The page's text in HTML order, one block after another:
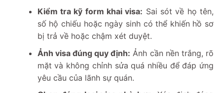
Kiểm tra kỹ form khai visa: Sai sót về họ tên,
số hộ chiếu hoặc ngày sinh có thể khiến hồ sơ
bị trả về hoặc chậm xét duyệt.
Ảnh visa đúng quy định: Ảnh cần nền trắng, rõ
mặt và không chỉnh sửa quá nhiều để đáp ứng
yêu cầu của lãnh sự quán.